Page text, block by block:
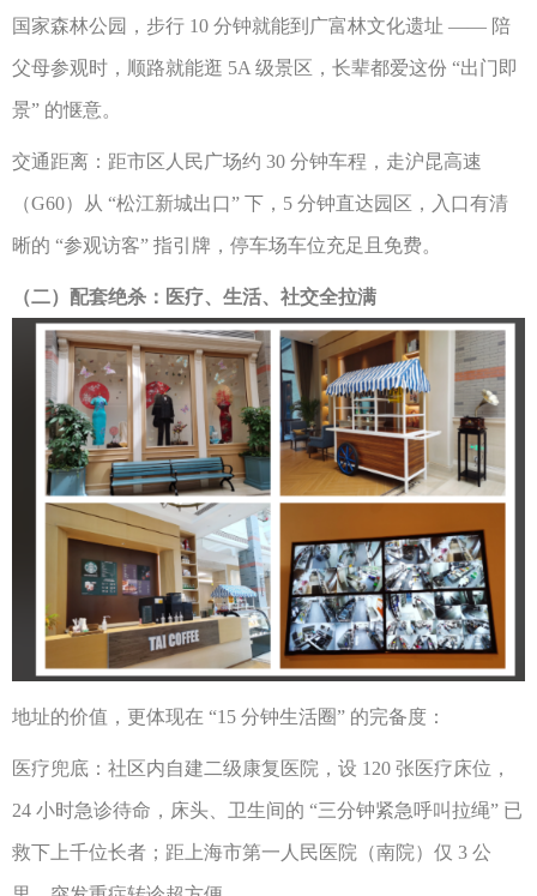
国家森林公园，步行 10 分钟就能到广富林文化遗址 —— 陪
父母参观时，顺路就能逛 5A 级景区，长辈都爱这份 “出门即
景” 的惬意。
交通距离：距市区人民广场约 30 分钟车程，走沪昆高速
（G60）从 “松江新城出口” 下，5 分钟直达园区，入口有清
晰的 “参观访客” 指引牌，停车场车位充足且免费。
（二）配套绝杀：医疗、生活、社交全拉满
地址的价值，更体现在 “15 分钟生活圈” 的完备度：
医疗兜底：社区内自建二级康复医院，设 120 张医疗床位，
24 小时急诊待命，床头、卫生间的 “三分钟紧急呼叫拉绳” 已
救下上千位长者；距上海市第一人民医院（南院）仅 3 公